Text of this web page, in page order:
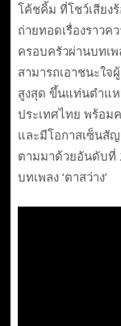
โค้ชคิ้ม ที่โชว์เสียง
ถ่ายทอดเรื่องราว
ครอบครัวผ่านบทเพ
สามารถเอาชนะใ
สูงสุด ขึ้นแท่นตำแ
ประเทศไทย พร้อม
และมีโอกาสเซ็นสั
ตามมาด้วยอันดับที่
บทเพลง ‘ตาสว่าง’